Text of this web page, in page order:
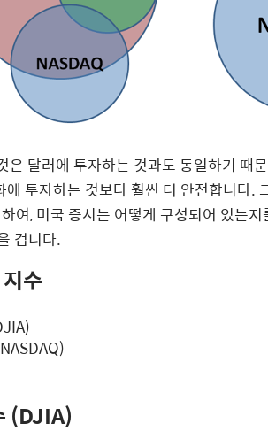
은 달러에 투자하는 것과도 동일하기 때
투자하는 것보다 훨씬 더 안전합니다.
여, 미국 증시는 어떻게 구성되어 있는
겁니다.
수
(DJIA)